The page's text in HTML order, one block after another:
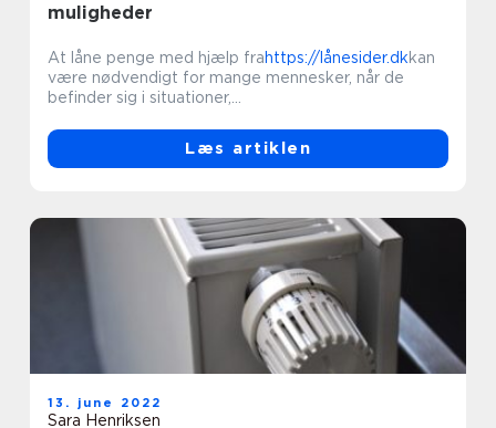
muligheder
At låne penge med hjælp frahttps://lånesider.dkkan
være nødvendigt for mange mennesker, når de
befinder sig i situationer,...
Læs artiklen
13. june 2022
Sara Henriksen